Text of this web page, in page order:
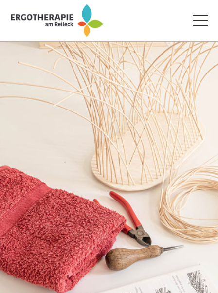
Ergotherapie für Kinder
Ergotherapie für Erwachsene
Zusatzangebote und Entspannung
Behandlungsansätze
Unsere Praxis
Kontakt
Datenschutz
Impressum